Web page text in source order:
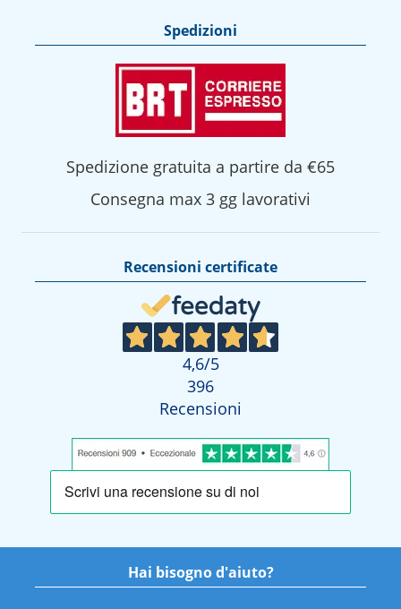
Spedizioni
Spedizione gratuita a partire da €65
Consegna max 3 gg lavorativi
Recensioni certificate
4,6/5
396
Recensioni
Hai bisogno d'aiuto?